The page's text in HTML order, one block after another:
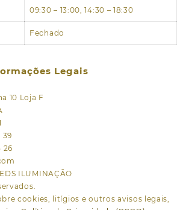
09:30 – 13:00, 14:30 – 18:30
Fechado
Legais
10 Loja F
39
26
ILUMINAÇÃO
cookies, litígios e outros avisos legais,